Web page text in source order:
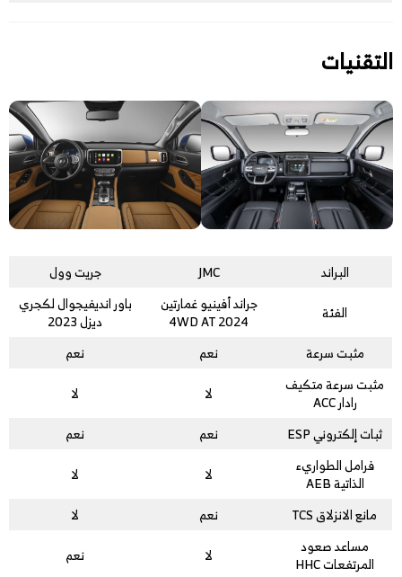
التقنيات
البراند JMC
جريت وول
الفئة
جراند أفينيو غمارتين
4WD AT 2024
باور انديفيجوال لكجري
ديزل 2023
مثبت سرعة
نعم
نعم
مثبت سرعة متكيف
رادار ACC
لا
لا
ثبات إلكتروني ESP
نعم
نعم
فرامل الطواريء
الذاتية AEB
لا
لا
مانع الانزلاق TCS
نعم
لا
مساعد صعود
المرتفعات HHC
لا
نعم